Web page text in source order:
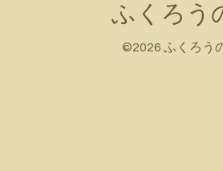
ふくろう
©2026 ふくろう